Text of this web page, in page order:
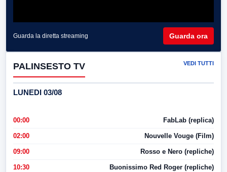
Guarda la diretta streaming Guarda ora
PALINSESTO TV VEDI TUTTI
LUNEDI 03/08
00:00 FabLab (replica)
02:00 Nouvelle Vouge (Film)
09:00 Rosso e Nero (repliche)
10:30 Buonissimo Red Roger (repliche)